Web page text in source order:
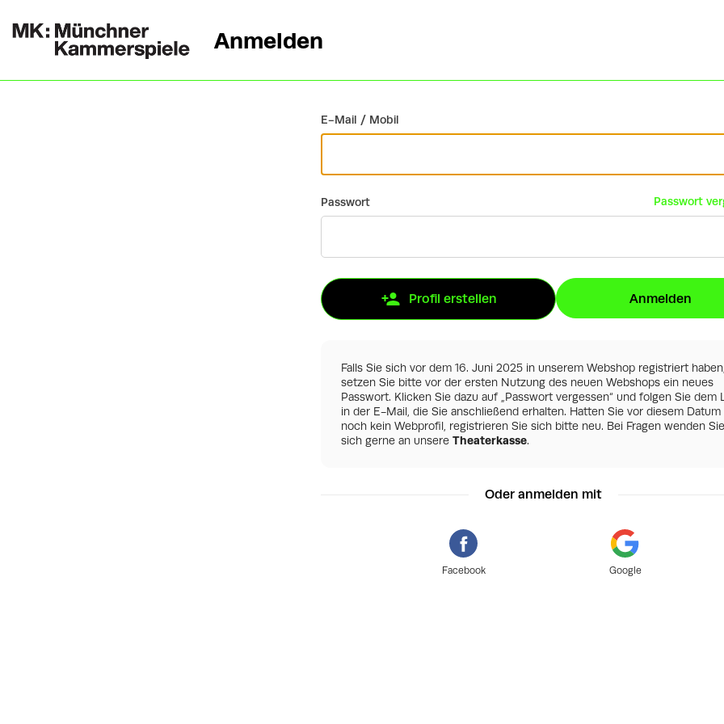
Zurück
Anmelden
E-Mail / Mobil
Passwort Passwort
Profil erstellen Anmelden
Falls Sie sich vor dem 16. Juni 2025 in unserem Webshop registriert haben,
setzen Sie bitte vor der ersten Nutzung des neuen Webshops ein neues
Passwort. Klicken Sie dazu auf „Passwort vergessen“ und folgen Sie dem
in der E-Mail, die Sie anschließend erhalten. Hatten Sie vor diesem Datum
noch kein Webprofil, registrieren Sie sich bitte neu. Bei Fragen wenden Sie
sich gerne an unsere Theaterkasse.
Oder anmelden mit
Facebook Google